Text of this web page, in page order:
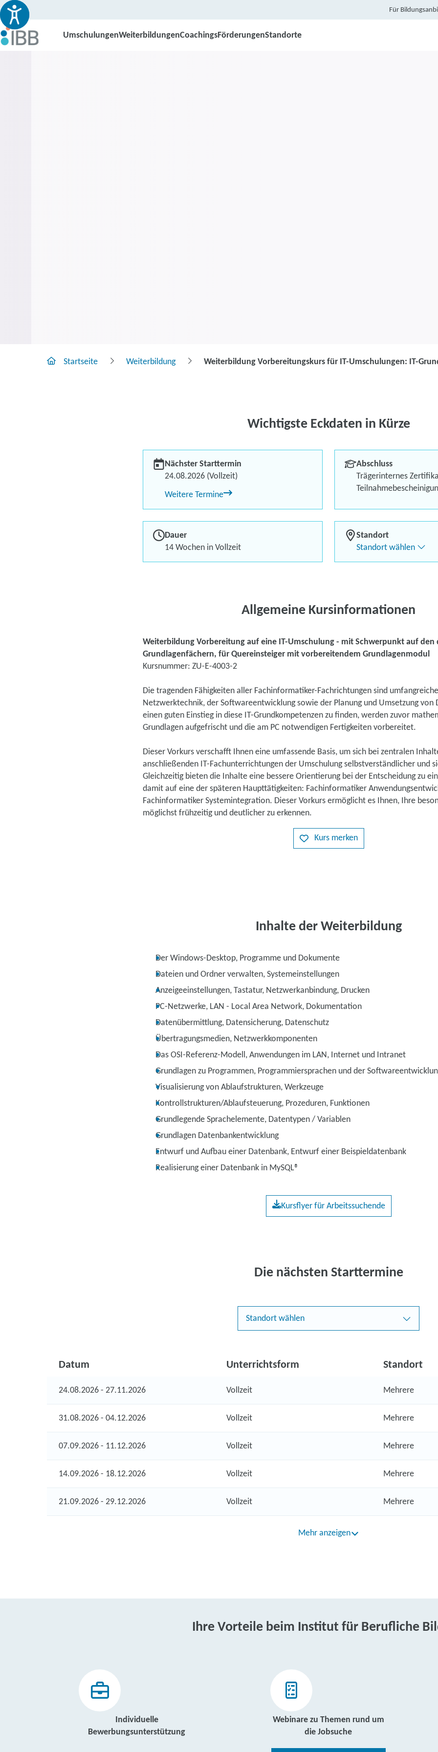
Für
UmschulungenWeiterbildungenCoachingsFörderungenStandorte
IT-
Berufliches Profil
Bis zu 100 % Förderung
Startseite Weiterbildung Weiterbildung Vorbereitungskurs für IT-Umschulungen: IT-
Wichtigste Eckdaten in Kürze
Nächster Starttermin
24.08.2026 (Vollzeit)
Weitere Termine
Abschluss
Trägerinternes
Dauer
14 Wochen in Vollzeit
Standort
Standort wählen
Allgemeine Kursinformationen
Weiterbildung Vorbereitung auf eine IT-Umschulung - mit Schwerpunkt auf den
Grundlagenfächern, für Quereinsteiger mit vorbereitendem Grundlagenmodul
Kursnummer: ZU-E-4003-2
Die tragenden Fähigkeiten aller Fachinformatiker-Fachrichtungen sind
Netzwerktechnik, der Softwareentwicklung sowie der Planung und Umsetzung von
einen guten Einstieg in diese IT-Grundkompetenzen zu finden, werden zuvor
Grundlagen aufgefrischt und die am PC notwendigen Fertigkeiten vorbereitet.
Dieser Vorkurs verschafft Ihnen eine umfassende Basis, um sich bei zentralen
anschließenden IT-Fachunterrichtungen der Umschulung selbstverständlicher und
Gleichzeitig bieten die Inhalte eine bessere Orientierung bei der Entscheidung zu
damit auf eine der späteren Haupttätigkeiten: Fachinformatiker
Fachinformatiker Systemintegration. Dieser Vorkurs ermöglicht es Ihnen, Ihre
möglichst frühzeitig und deutlicher zu erkennen.
Kurs merken
Inhalte der Weiterbildung
Der Windows-Desktop, Programme und Dokumente
Dateien und Ordner verwalten, Systemeinstellungen
Anzeigeeinstellungen, Tastatur, Netzwerkanbindung, Drucken
PC-Netzwerke, LAN - Local Area Network, Dokumentation
Datenübermittlung, Datensicherung, Datenschutz
Übertragungsmedien, Netzwerkkomponenten
Das OSI-Referenz-Modell, Anwendungen im LAN, Internet und Intranet
Grundlagen zu Programmen, Programmiersprachen und der
Visualisierung von Ablaufstrukturen, Werkzeuge
Kontrollstrukturen/Ablaufsteuerung, Prozeduren, Funktionen
Grundlegende Sprachelemente, Datentypen / Variablen
Grundlagen Datenbankentwicklung
Entwurf und Aufbau einer Datenbank, Entwurf einer Beispieldatenbank
Realisierung einer Datenbank in MySQL®
Kursflyer für Arbeitssuchende
Die nächsten Starttermine
Standort wählen
Datum Unterrichtsform Standort
24.08.2026 - 27.11.2026 Vollzeit Mehrere
31.08.2026 - 04.12.2026 Vollzeit Mehrere
07.09.2026 - 11.12.2026 Vollzeit Mehrere
14.09.2026 - 18.12.2026 Vollzeit Mehrere
21.09.2026 - 29.12.2026 Vollzeit Mehrere
Mehr anzeigen
Ihre Vorteile beim Institut für Berufliche
Individuelle
Bewerbungsunterstützung
Webinare zu Themen rund um
die Jobsuche